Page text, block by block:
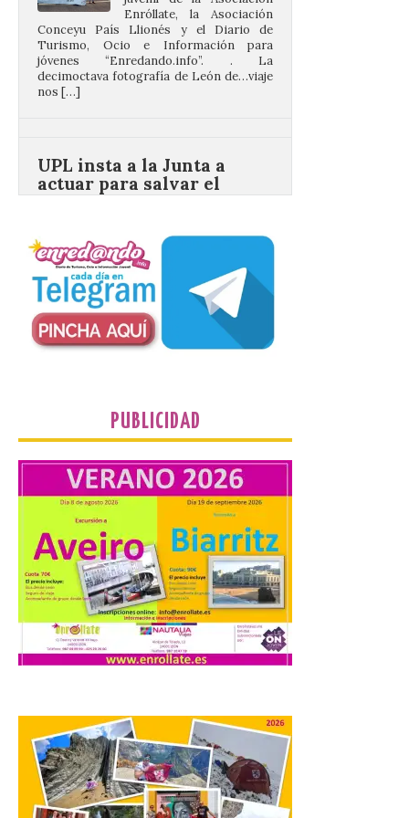
jóvenes “Enredando.info”. . La
decimoctava fotografía de León de…viaje
nos […]
BIC en estado de ruina
7 Ago 2026
Un Bien de Interés
Cultural abandonado
desde 1949. Los
procuradores leonesistas
plantean que la Junta
contacte cuanto antes con los
propietarios para exigirles medidas
La Universidad de León
distribuye folletos con la
programación del evento
del eclipse solar que
organiza con la ESA y el
Ayuntamiento
7 Ago 2026
Los materiales ya pueden
recogerse gratuitamente
del programa del evento, una guía
práctica con recomendaciones
elaboradas por especialistas para
observar el eclipse con seguridad León, 7
de agosto de 2026. La programación […]
PUBLICIDAD